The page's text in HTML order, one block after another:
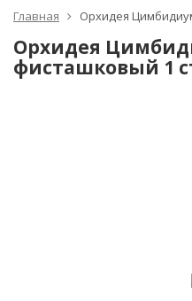
Главная Орхидея
Орхидея
фисташковый 1